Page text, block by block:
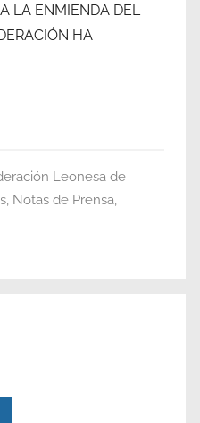
LA ENMIENDA DEL
HA
Leonesa de
, Notas de Prensa,